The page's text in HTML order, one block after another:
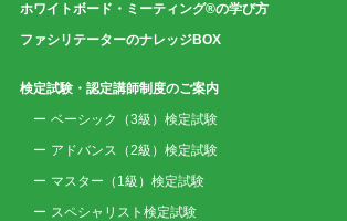
ホワイトボード・ミーティング®の学び方
ファシリテーターのナレッジBOX
検定試験・認定講師制度のご案内
ベーシック（3級）検定試験
アドバンス（2級）検定試験
マスター（1級）検定試験
スペシャリスト検定試験